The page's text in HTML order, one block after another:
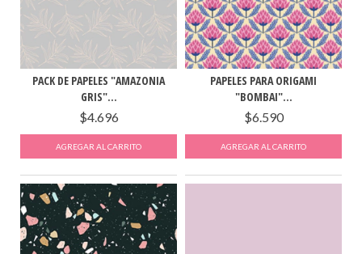
PACK DE PAPELES "AMAZONIA
GRIS"...
$4.696
PAPELES PARA ORIGAMI
"BOMBAI"...
$6.590